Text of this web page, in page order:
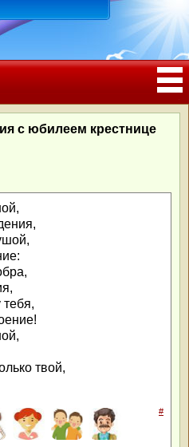
РОЖДЕНИЯ, ЮБИЛЕЕМ
с юбилеем крестнице
твой,
#